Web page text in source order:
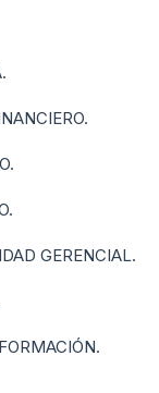
GERENCIAL.